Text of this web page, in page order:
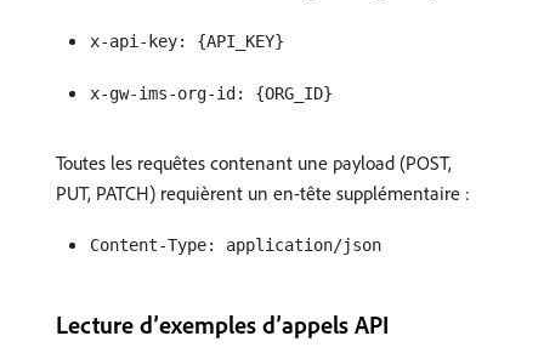
x-api-key: {API_KEY}
x-gw-ims-org-id: {ORG_ID}
Toutes les requêtes contenant une payload (POST,
PUT, PATCH) requièrent un en-tête supplémentaire :
Content-Type: application/json
Lecture d’exemples d’appels API